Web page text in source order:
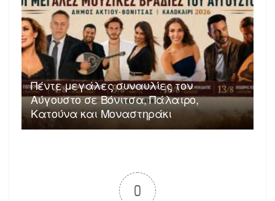
Πέντε μεγάλες συναυλίες τον
Αύγουστο σε Βόνιτσα, Πάλαιρο,
Κατούνα και Μοναστηράκι
0